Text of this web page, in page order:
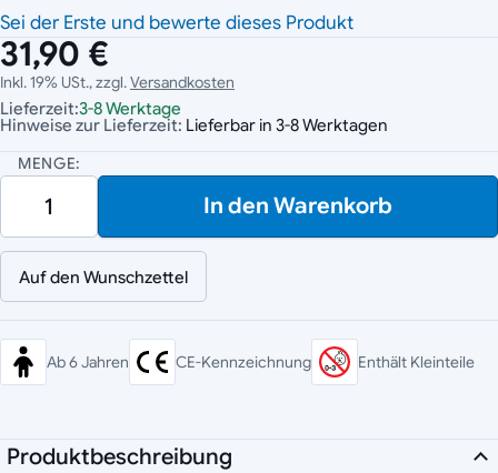
Sei der Erste und bewerte dieses Produkt
31,90 €
Inkl. 19% USt., zzgl.Versandkosten
Lieferzeit:3-8 Werktage
Hinweise zur Lieferzeit: Lieferbar in 3-8 Werktagen
MENGE:
In den Warenkorb
Auf den Wunschzettel
Ab 6 Jahren CE-Kennzeichnung Enthält Kleinteile
Produktbeschreibung